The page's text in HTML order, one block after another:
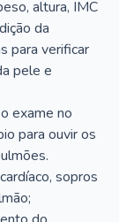
altura, IMC
da
para verificar
pele e
exame no
para ouvir os
sopros